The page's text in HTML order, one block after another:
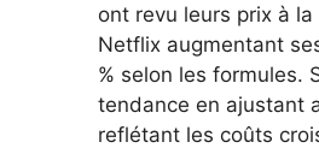
ont revu leurs prix à
Netflix augmentant
% selon les formules.
tendance en ajustant
reflétant les coûts